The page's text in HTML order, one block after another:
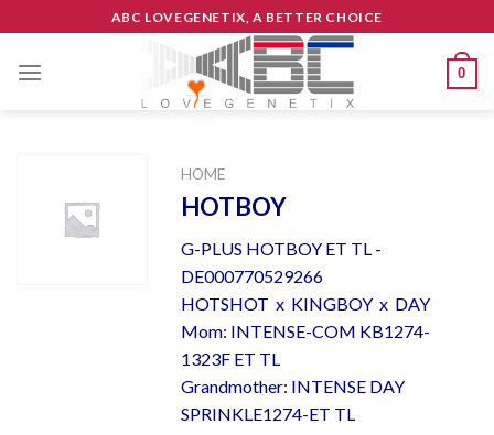
to
content
ABC LOVEGENETIX, A BETTER CHOICE
0
HOME
HOTBOY
G-PLUS HOTBOY ET TL -
DE000770529266
HOTSHOT x KINGBOY x DAY
Mom: INTENSE-COM KB1274-
1323F ET TL
Grandmother: INTENSE DAY
SPRINKLE1274-ET TL